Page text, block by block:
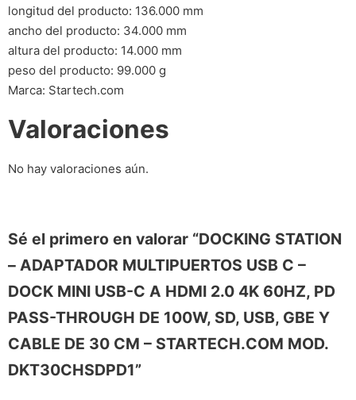
longitud del producto: 136.000 mm
ancho del producto: 34.000 mm
altura del producto: 14.000 mm
peso del producto: 99.000 g
Marca: Startech.com
Valoraciones
No hay valoraciones aún.
Sé el primero en valorar “DOCKING STATION
– ADAPTADOR MULTIPUERTOS USB C –
DOCK MINI USB-C A HDMI 2.0 4K 60HZ, PD
PASS-THROUGH DE 100W, SD, USB, GBE Y
CABLE DE 30 CM – STARTECH.COM MOD.
DKT30CHSDPD1”